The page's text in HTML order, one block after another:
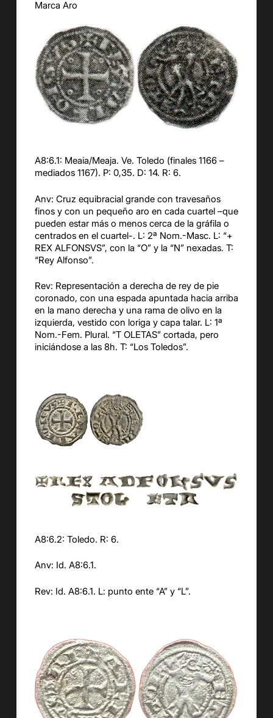
Marca Aro
A8:6.1: Meaia/Meaja. Ve. Toledo (finales 1166 –
mediados 1167). P: 0,35. D: 14. R: 6.
Anv: Cruz equibracial grande con travesaños
finos y con un pequeño aro en cada cuartel –que
pueden estar más o menos cerca de la gráfila o
centrados en el cuartel-. L: 2ª Nom.-Masc. L: “+
REX ALFONSVS”, con la “O” y la “N” nexadas. T:
“Rey Alfonso”.
Rev: Representación a derecha de rey de pie
coronado, con una espada apuntada hacia arriba
en la mano derecha y una rama de olivo en la
izquierda, vestido con loriga y capa talar. L: 1ª
Nom.-Fem. Plural. “T OLETAS” cortada, pero
iniciándose a las 8h. T: “Los Toledos”.
A8:6.2: Toledo. R: 6.
Anv: Id. A8:6.1.
Rev: Id. A8:6.1. L: punto ente “A” y “L”.